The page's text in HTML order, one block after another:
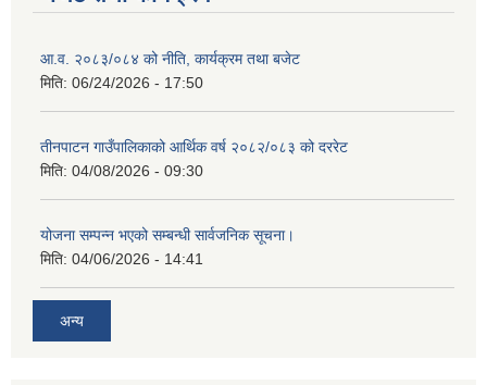
आ.व. २०८३/०८४ को नीति, कार्यक्रम तथा बजेट
मिति: 06/24/2026 - 17:50
तीनपाटन गाउँपालिकाको आर्थिक वर्ष २०८२/०८३ को दररेट
मिति: 04/08/2026 - 09:30
योजना सम्पन्न भएको सम्बन्धी सार्वजनिक सूचना।
मिति: 04/06/2026 - 14:41
अन्य